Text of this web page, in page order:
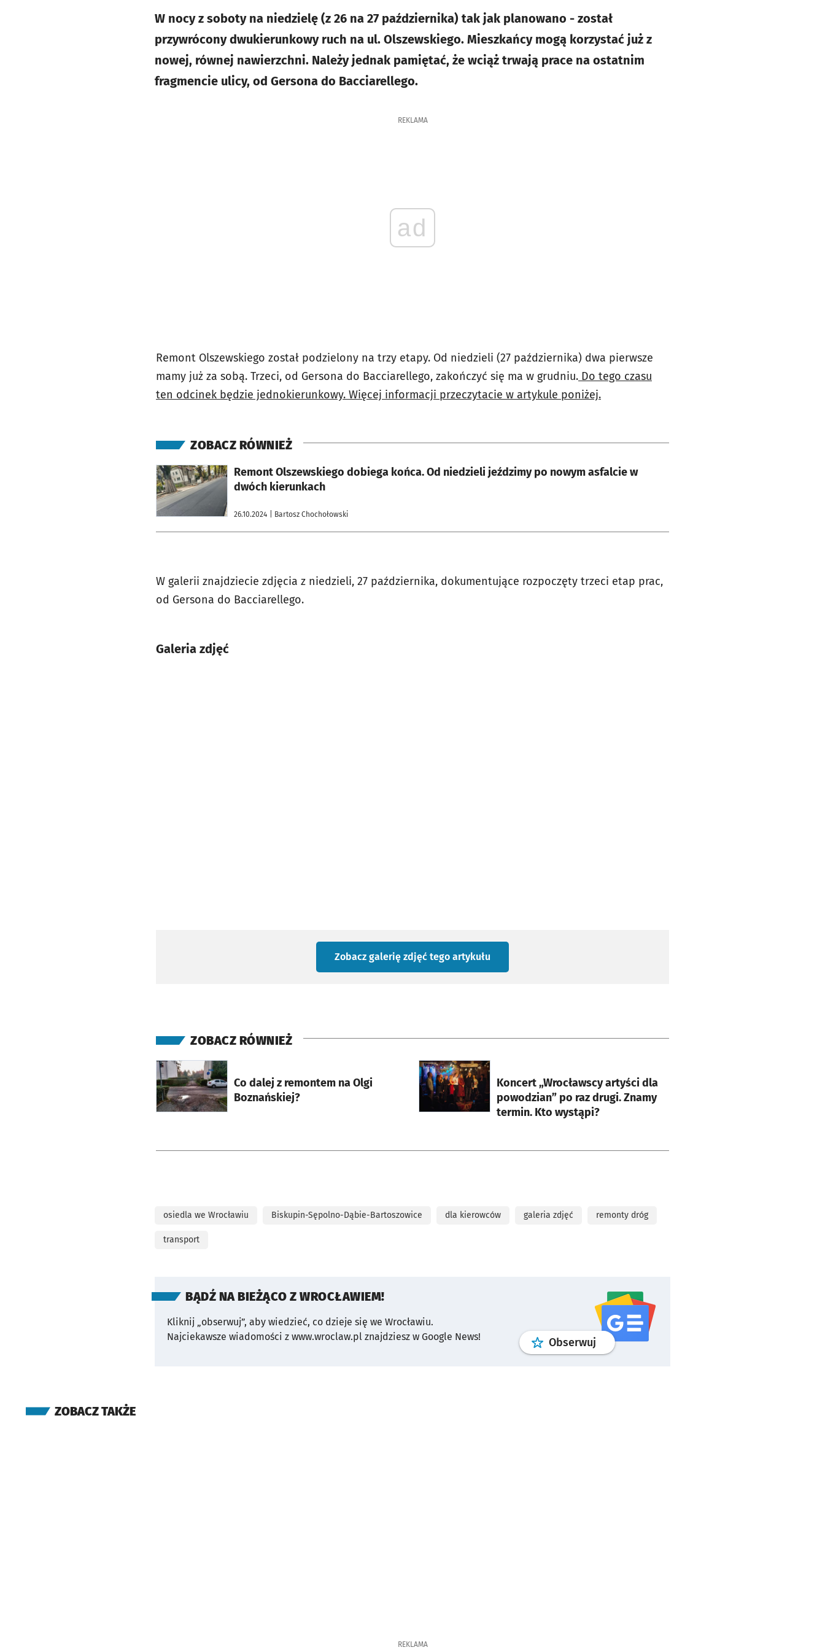
W nocy z soboty na niedzielę (z 26 na 27 października) tak jak planowano - został
przywrócony dwukierunkowy ruch na ul. Olszewskiego. Mieszkańcy mogą korzystać już z
nowej, równej nawierzchni. Należy jednak pamiętać, że wciąż trwają prace na ostatnim
fragmencie ulicy, od Gersona do Bacciarellego.
REKLAMA
ad
Remont Olszewskiego został podzielony na trzy etapy. Od niedzieli (27 października) dwa pierwsze
mamy już za sobą. Trzeci, od Gersona do Bacciarellego, zakończyć się ma w grudniu. Do tego czasu
ten odcinek będzie jednokierunkowy. Więcej informacji przeczytacie w artykule poniżej.
ZOBACZ RÓWNIEŻ
Remont Olszewskiego dobiega końca. Od niedzieli jeździmy po nowym asfalcie w
dwóch kierunkach
26.10.2024 | Bartosz Chochołowski
otworzy się w nowej karcie
W galerii znajdziecie zdjęcia z niedzieli, 27 października, dokumentujące rozpoczęty trzeci etap prac,
od Gersona do Bacciarellego.
Galeria zdjęć
Zobacz galerię zdjęć tego artykułu
ZOBACZ RÓWNIEŻ
Co dalej z remontem na Olgi
Boznańskiej?
otworzy się w nowej karcie
Koncert „Wrocławscy artyści dla
powodzian” po raz drugi. Znamy
termin. Kto wystąpi?
otworzy się w nowej karcie
osiedla we Wrocławiu Biskupin-Sępolno-Dąbie-Bartoszowice dla kierowców galeria zdjęć remonty dróg
transport
BĄDŹ NA BIEŻĄCO Z WROCŁAWIEM!
Kliknij „obserwuj”, aby wiedzieć, co dzieje się we Wrocławiu.
Najciekawsze wiadomości z www.wroclaw.pl znajdziesz w Google News!
Obserwuj profilgoogle news
ZOBACZ TAKŻE
REKLAMA